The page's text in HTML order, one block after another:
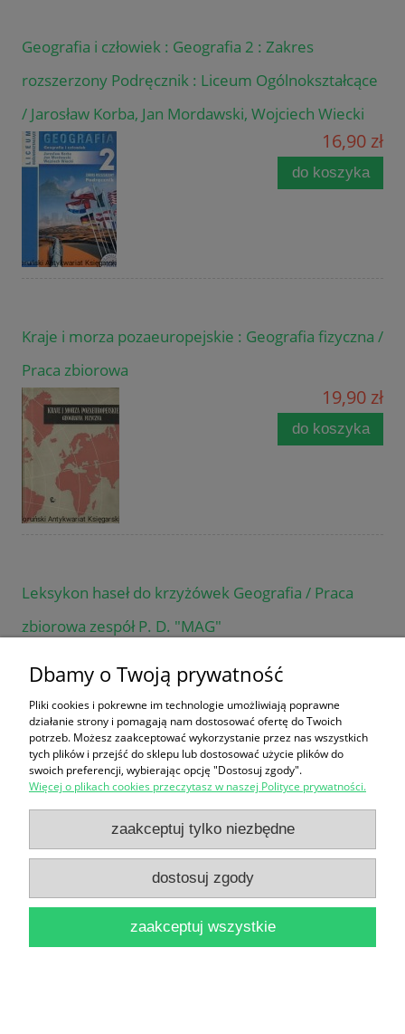
Geografia i człowiek : Geografia 2 : Zakres
rozszerzony Podręcznik : Liceum Ogólnokształcące
/ Jarosław Korba, Jan Mordawski, Wojciech Wiecki
16,90 zł
do koszyka
Kraje i morza pozaeuropejskie : Geografia fizyczna /
Praca zbiorowa
19,90 zł
do koszyka
Leksykon haseł do krzyżówek Geografia / Praca
zbiorowa zespół P. D. "MAG"
Wielkie rzeki Afryki : Encyklopedia Geograficzna /
16,90 zł
Dbamy o Twoją prywatność
Pliki cookies i pokrewne im technologie umożliwiają poprawne
działanie strony i pomagają nam dostosować ofertę do Twoich
potrzeb. Możesz zaakceptować wykorzystanie przez nas wszystkich
tych plików i przejść do sklepu lub dostosować użycie plików do
swoich preferencji, wybierając opcję "Dostosuj zgody".
Więcej o plikach cookies przeczytasz w naszej Polityce prywatności.
zaakceptuj tylko niezbędne
dostosuj zgody
zaakceptuj wszystkie